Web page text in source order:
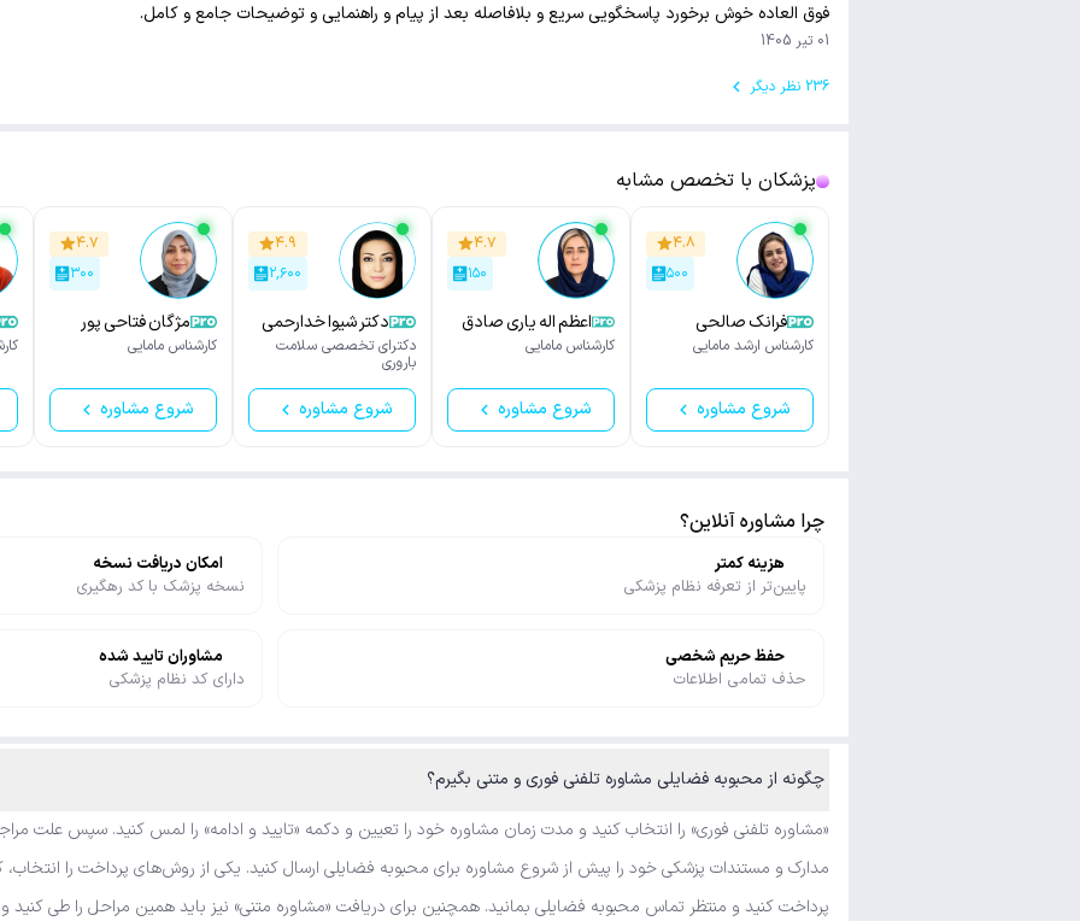
فوق العاده خوش برخورد پاسخگویی سریع و بلافاصله بعد از پیام و راهنمایی و توضیحات جامع و کامل.
01 تیر 1405
236 نظر دیگر
پزشکان با تخصص مشابه
۴.۸
۵۰۰
فرانک صالحی
کارشناس ارشد مامایی
شروع مشاوره
۴.۷
۱۵۰
اعظم اله یاری صادق
آبادی
کارشناس مامایی
شروع مشاوره
۴.۹
۲,۶۰۰
دکتر شیوا خدارحمی
دکترای تخصصی سلامت
باروری
شروع مشاوره
۴.۷
۳۰۰
مژگان فتاحی پور
کارشناس مامایی
شروع مشاوره
چرا مشاوره آنلاین؟
هزینه کمتر
پایین‌تر از تعرفه نظام پزشکی
امکان دریافت نسخه
نسخه پزشک با کد رهگیری
حفظ حریم شخصی
حذف تمامی اطلاعات
مشاوران تایید شده
دارای کد نظام پزشکی
چگونه از محبوبه فضایلی مشاوره تلفنی فوری و متنی بگیرم؟
«مشاوره تلفنی فوری» را انتخاب کنید و مدت زمان مشاوره خود را تعیین و دکمه «تایید و ادامه» را لمس کنید. سپس علت
مدارک و مستندات پزشکی خود را پیش از شروع مشاوره برای محبوبه فضایلی ارسال کنید. یکی از روش‌های پرداخت را انتخاب،
پرداخت کنید و منتظر تماس محبوبه فضایلی بمانید. همچنین برای دریافت «مشاوره متنی» نیز باید همین مراحل را طی کنید